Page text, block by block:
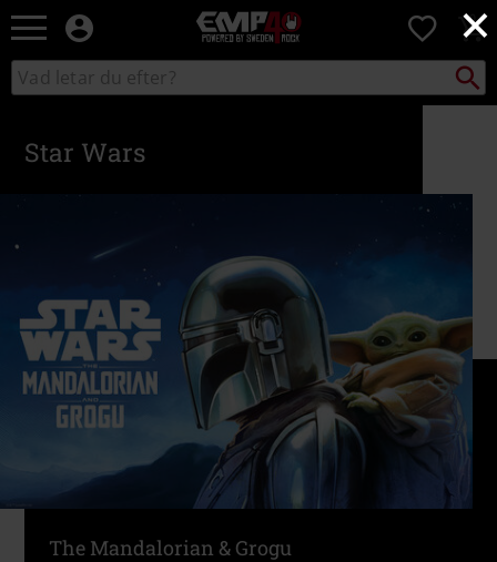
×
EMP
-
Musik,
0
Sök
i
Sök
Star Wars
The Mandalorian & Grogu